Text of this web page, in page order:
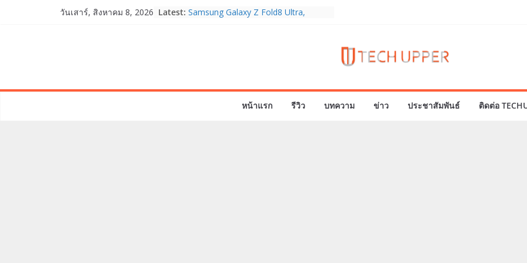
วันเสาร์, สิงหาคม 8, 2026 Latest: Samsung Galaxy Z Fold8 Ultra,
บริการหลังการขาย
TrueVisions ชวนคนไทยส่งใจเชียร์
หน้าแรก รีวิว บทความ ข่าว ประชาสัมพันธ์ ติดต่อ